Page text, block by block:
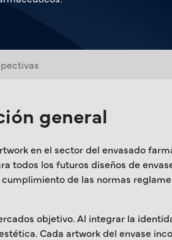
general
en el sector del envasado
todos los futuros diseños de
de las normas
objetivo. Al integrar la
Cada artwork del envase